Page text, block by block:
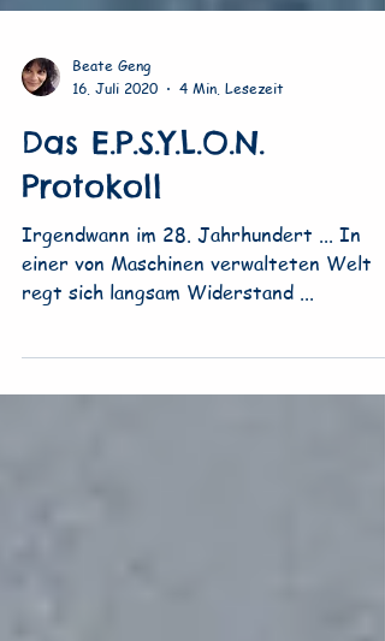
Beate Geng
16. Juli 2020
4 Min. Lesezeit
Protokoll
Irgendwann im 28. Jahrhundert ... In
regt sich langsam Widerstand ...